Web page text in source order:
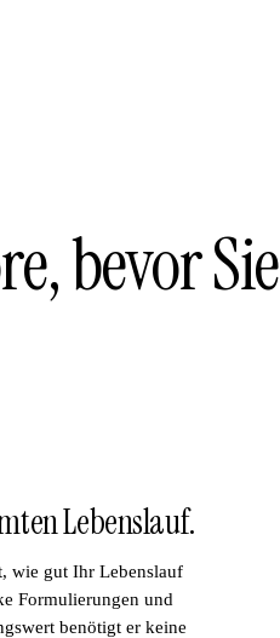
bevor Sie
Lebenslauf.
wie gut Ihr Lebenslauf
Formulierungen und
benötigt er keine